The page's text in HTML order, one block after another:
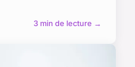
3 min de lecture →